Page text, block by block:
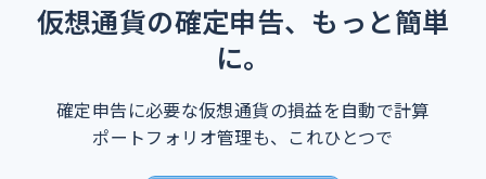
仮想通貨の確定申告、もっと簡単
に。
確定申告に必要な仮想通貨の損益を自動で計算
ポートフォリオ管理も、これひとつで